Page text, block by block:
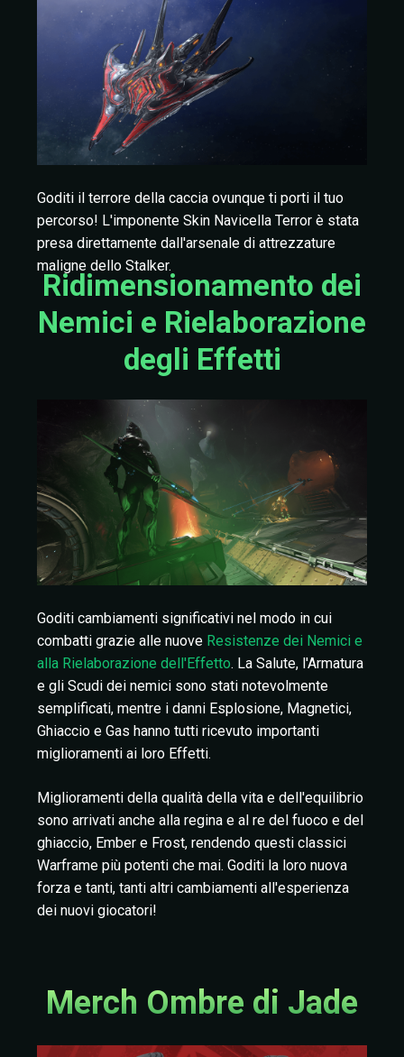
Goditi il terrore della caccia ovunque ti porti il tuo
percorso! L'imponente Skin Navicella Terror è stata
presa direttamente dall'arsenale di attrezzature
maligne dello Stalker.
Ridimensionamento dei
Nemici e Rielaborazione
degli Effetti
Goditi cambiamenti significativi nel modo in cui
combatti grazie alle nuove Resistenze dei Nemici e
alla Rielaborazione dell'Effetto. La Salute, l'Armatura
e gli Scudi dei nemici sono stati notevolmente
semplificati, mentre i danni Esplosione, Magnetici,
Ghiaccio e Gas hanno tutti ricevuto importanti
miglioramenti ai loro Effetti.
Miglioramenti della qualità della vita e dell'equilibrio
sono arrivati anche alla regina e al re del fuoco e del
ghiaccio, Ember e Frost, rendendo questi classici
Warframe più potenti che mai. Goditi la loro nuova
forza e tanti, tanti altri cambiamenti all'esperienza
dei nuovi giocatori!
Merch Ombre di Jade